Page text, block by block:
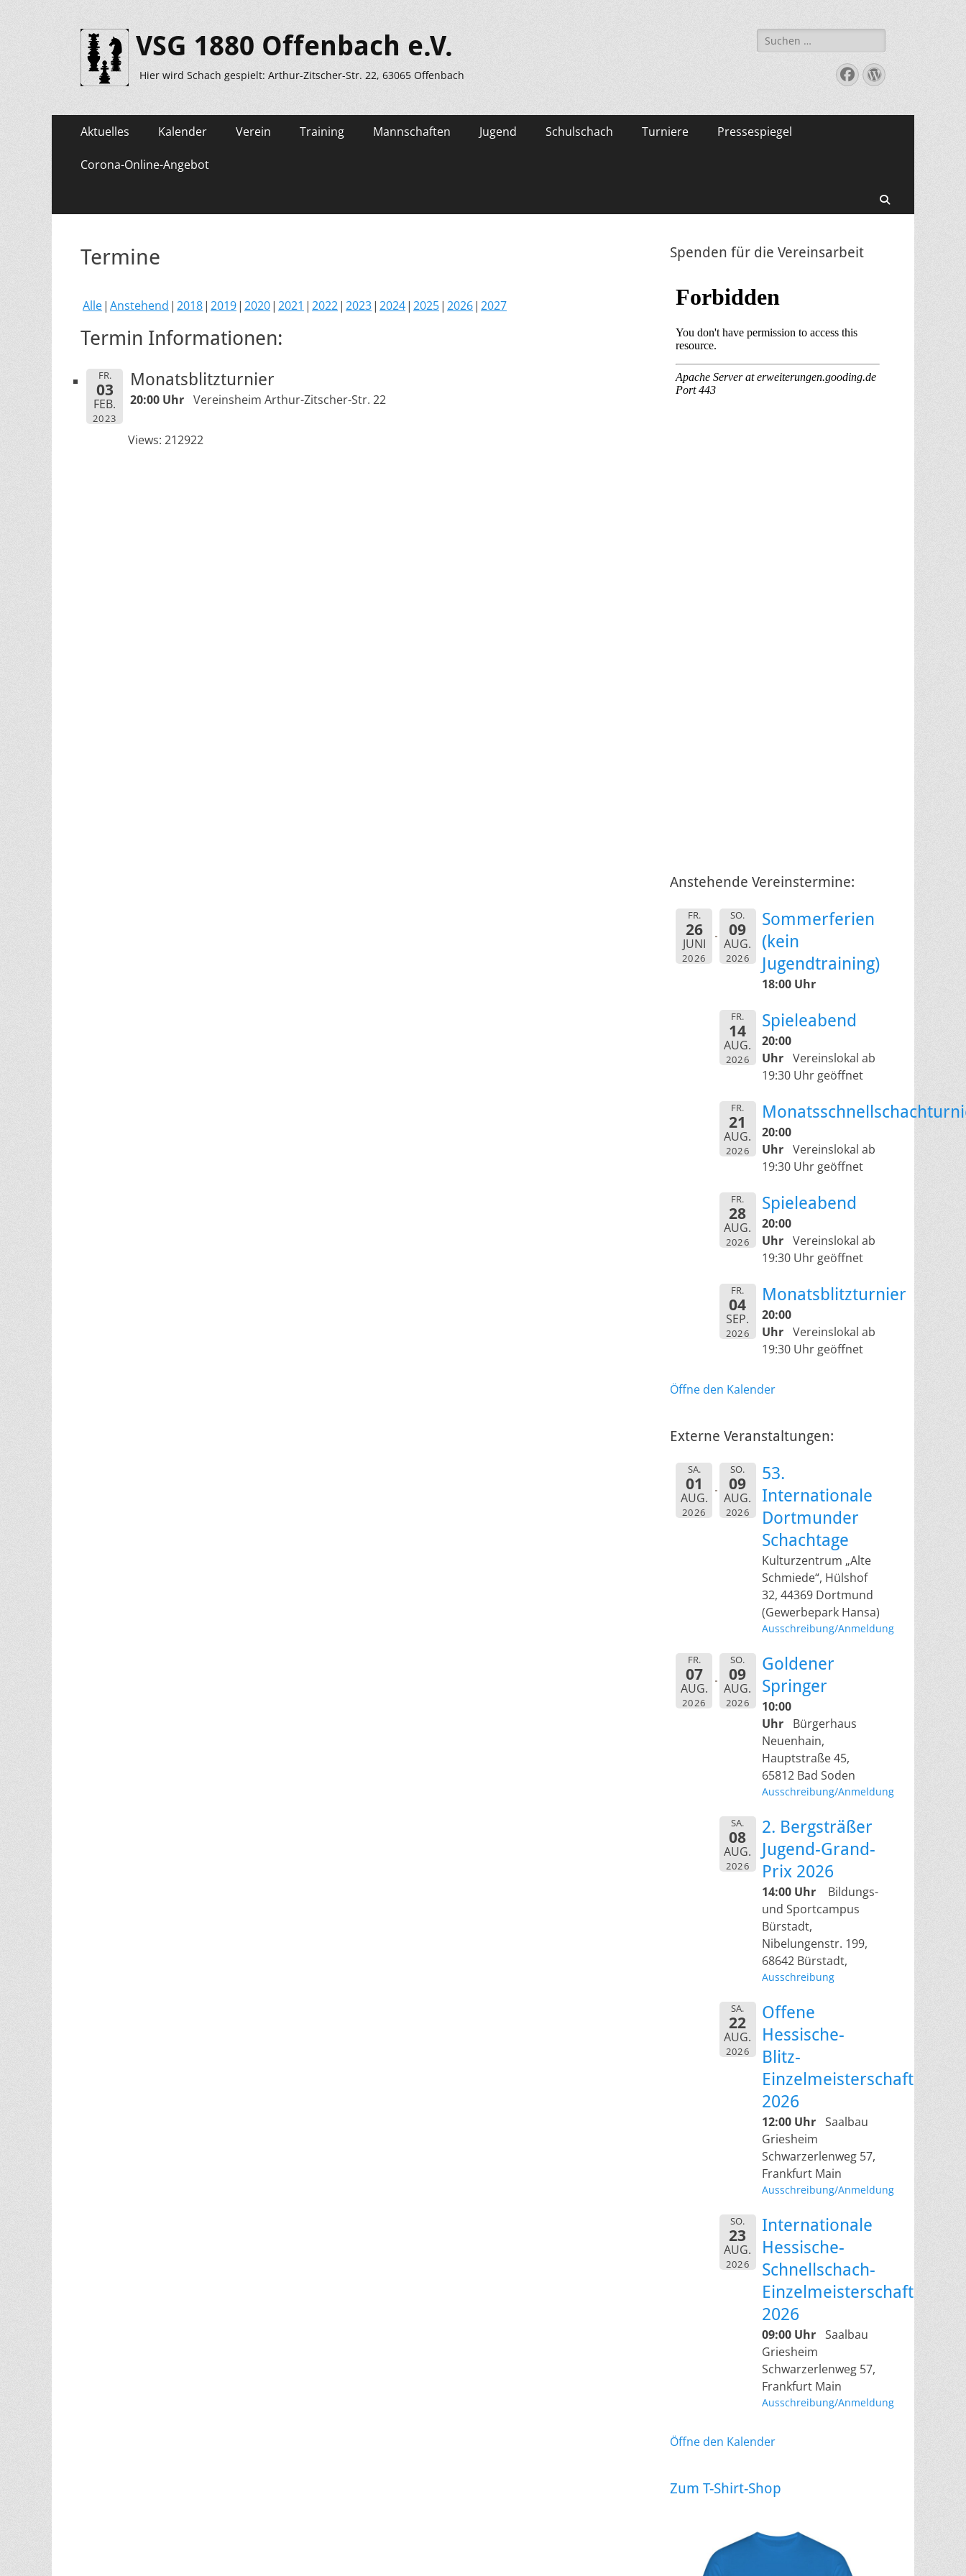
VSG 1880 Offenbach e.V.
Hier wird Schach gespielt: Arthur-Zitscher-Str. 22, 63065 Offenbach
Suche
nach:
Facebook
WordPress
Primäres
Zum
Inhalt
springen
Aktuelles Kalender Verein Training Mannschaften Jugend Schulschach Turniere Pressespiegel
Corona-Online-Angebot
Termine
Alle Anstehend 2018 2019 2020 2021 2022 2023 2024 2025 2026 2027
Termin Informationen:
FR.
03
FEB.
2023
Monatsblitzturnier
20:00 Uhr Vereinsheim Arthur-Zitscher-Str. 22
Views: 212922
Spenden für die Vereinsarbeit
Anstehende Vereinstermine:
FR.
26
JUNI
2026
SO.
09
AUG.
2026
Sommerferien
(kein
Jugendtraining)
18:00 Uhr
FR.
14
AUG.
2026
Spieleabend
20:00
Uhr Vereinslokal ab
19:30 Uhr geöffnet
FR.
21
AUG.
2026
20:00
Uhr Vereinslokal ab
19:30 Uhr geöffnet
FR.
28
AUG.
2026
Spieleabend
20:00
Uhr Vereinslokal ab
19:30 Uhr geöffnet
FR.
04
SEP.
2026
Monatsblitzturnier
20:00
Uhr Vereinslokal ab
19:30 Uhr geöffnet
Öffne den Kalender
Externe Veranstaltungen:
SA.
01
AUG.
2026
SO.
09
AUG.
2026
53.
Internationale
Dortmunder
Schachtage
Kulturzentrum „Alte
Schmiede“, Hülshof
32, 44369 Dortmund
(Gewerbepark Hansa)
Ausschreibung/Anmeldung
FR.
07
AUG.
2026
SO.
09
AUG.
2026
Goldener
Springer
10:00
Uhr
Bürgerhaus
Neuenhain,
Hauptstraße 45,
65812 Bad Soden
Ausschreibung/Anmeldung
SA.
08
AUG.
2026
2. Bergsträßer
Jugend-Grand-
Prix 2026
14:00 Uhr
Bildungs-
und Sportcampus
Bürstadt,
Nibelungenstr. 199,
68642 Bürstadt,
Ausschreibung
SA.
22
AUG.
2026
Offene
Hessische-
Blitz-
Einzelmeisterschaft
2026
12:00 Uhr Saalbau
Griesheim
Schwarzerlenweg 57,
Frankfurt Main
Ausschreibung/Anmeldung
SO.
23
AUG.
2026
Internationale
Hessische-
Schnellschach-
Einzelmeisterschaft
2026
09:00 Uhr Saalbau
Griesheim
Schwarzerlenweg 57,
Frankfurt Main
Ausschreibung/Anmeldung
Öffne den Kalender
Zum T-Shirt-Shop